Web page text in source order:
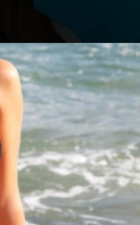
| Bunte